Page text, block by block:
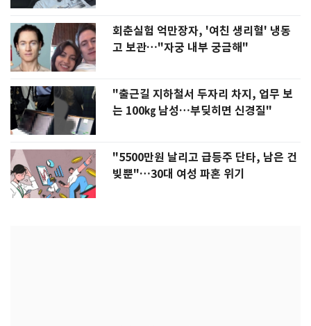
회춘실험 억만장자, '여친 생리혈' 냉동
고 보관…"자궁 내부 궁금해"
"출근길 지하철서 두자리 차지, 업무 보
는 100㎏ 남성…부딪히면 신경질"
"5500만원 날리고 급등주 단타, 남은 건
빚뿐"…30대 여성 파혼 위기